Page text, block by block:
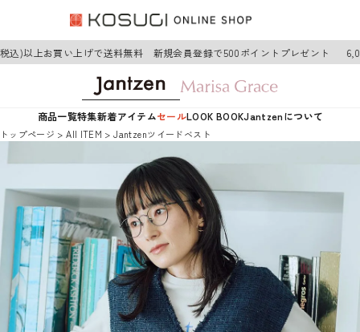
)以上お買い上げで送料無料 新規会員登録で500ポイントプレゼント
商品一覧特集新着アイテムセールLOOK BOOKJantzenについて
トップページ AII ITEM Jantzenツイードベスト